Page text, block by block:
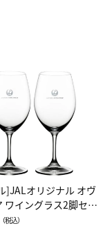
]JALオリジナル オヴ
ワイングラス2脚セッ
ワイン）
（税込）